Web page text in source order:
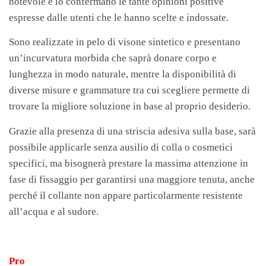
espresse dalle utenti che le hanno scelte e indossate.
Sono realizzate in pelo di visone sintetico e presentano
un’incurvatura morbida che saprà donare corpo e
lunghezza in modo naturale, mentre la disponibilità di
diverse misure e grammature tra cui scegliere permette di
trovare la migliore soluzione in base al proprio desiderio.
Grazie alla presenza di una striscia adesiva sulla base, sarà
possibile applicarle senza ausilio di colla o cosmetici
specifici, ma bisognerà prestare la massima attenzione in
fase di fissaggio per garantirsi una maggiore tenuta, anche
perché il collante non appare particolarmente resistente
all’acqua e al sudore.
Pro